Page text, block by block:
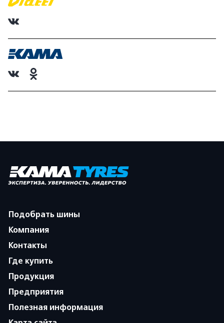
Подобрать шины
Компания
Контакты
Где купить
Продукция
Предприятия
Полезная информация